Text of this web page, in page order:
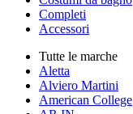
Completi
Accessori
Tutte le marche
Aletta
Alviero Martini
American College